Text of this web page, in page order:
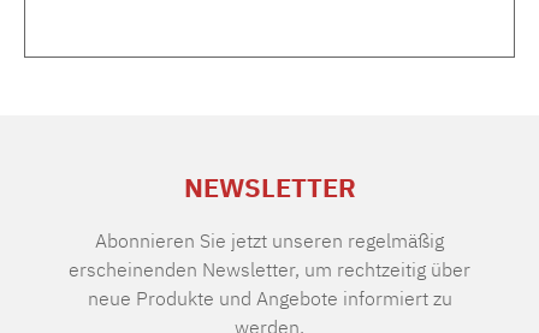
NEWSLETTER
Abonnieren Sie jetzt unseren regelmäßig
erscheinenden Newsletter, um rechtzeitig über
neue Produkte und Angebote informiert zu
werden.